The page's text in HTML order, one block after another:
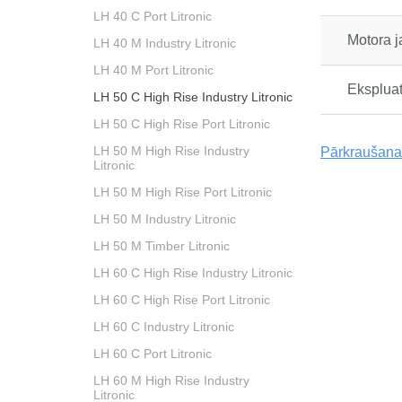
LH 40 C Port Litronic
LH 40 M Industry Litronic
LH 40 M Port Litronic
LH 50 C High Rise Industry Litronic
LH 50 C High Rise Port Litronic
LH 50 M High Rise Industry
Litronic
LH 50 M High Rise Port Litronic
LH 50 M Industry Litronic
LH 50 M Timber Litronic
LH 60 C High Rise Industry Litronic
LH 60 C High Rise Port Litronic
LH 60 C Industry Litronic
LH 60 C Port Litronic
LH 60 M High Rise Industry
Litronic
Motora